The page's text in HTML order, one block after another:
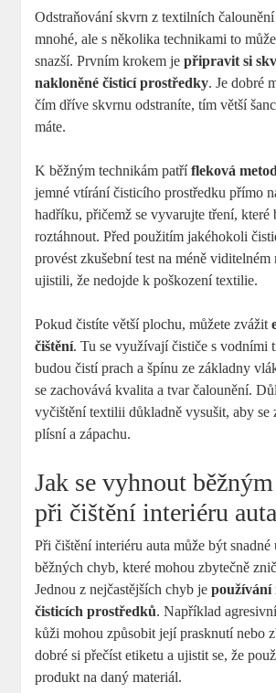
Odstraňování skvrn z textilních
mnohé, ale s několika technikami to
snazší. Prvním krokem jepřipravit si
nakloněné čisticí prostředky. Je dobré
čím dříve skvrnu odstraníte, tím větší
máte.
K běžným technikám patřífleková
jemné vtírání čisticího prostředku přímo
hadříku, přičemž se vyvarujte tření, které
roztáhnout. Před použitím jakéhokoli
provést zkušební test na méně viditelném
ujistili, že nedojde k poškození textilie.
Pokud čistíte větší plochu, můžete zvážit
čištění. Tu se využívají čističe s vodními
budou čistí prach a špínu ze základny
se zachovává kvalita a tvar čalounění.
vyčištění textilii důkladně vysušit, aby se
plísní a zápachu.
Jak se vyhnout
při čištění interiéru
Při čištění interiéru auta může být
běžných chyb, které mohou zbytečně
Jednou z nejčastějších chyb jepoužívání
čisticích prostředků. Například
kůži mohou způsobit její prasknutí nebo
dobré si přečíst etiketu a ujistit se, že
produkt na daný materiál.